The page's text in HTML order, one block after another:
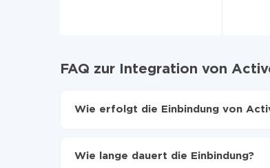
FAQ zur Integration von
Wie erfolgt die Einbindung von
Automatische Aktualisierung aktivieren
Wie lange dauert die Einbindung?